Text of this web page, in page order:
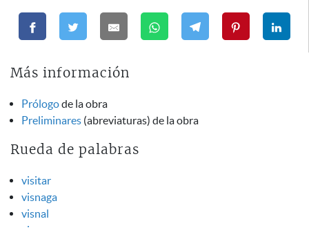
Más información
Prólogode la obra
Preliminares (abreviaturas) de la obra
Rueda de palabras
visitar
visnaga
visnal